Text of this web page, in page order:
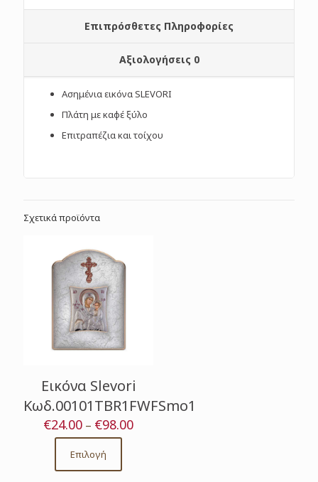
Επιπρόσθετες Πληροφορίες
Αξιολογήσεις 0
Ασημένια εικόνα SLEVORI
Πλάτη με καφέ ξύλο
Επιτραπέζια και τοίχου
Σχετικά προϊόντα
Εικόνα Slevori
Κωδ.00101TBR1FWFSmo1
€24.00 – €98.00Price
Επιλογή
This
product